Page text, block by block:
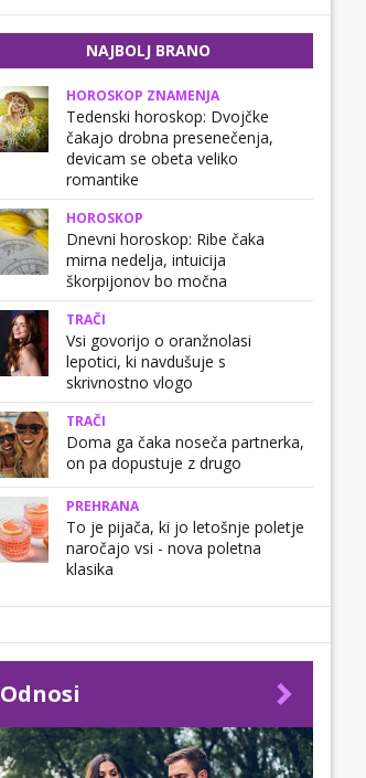
NAJBOLJ BRANO
HOROSKOP ZNAMENJA
Tedenski horoskop: Dvojčke
čakajo drobna presenečenja,
devicam se obeta veliko
romantike
HOROSKOP
Dnevni horoskop: Ribe čaka
mirna nedelja, intuicija
škorpijonov bo močna
TRAČI
Vsi govorijo o oranžnolasi
lepotici, ki navdušuje s
skrivnostno vlogo
TRAČI
Doma ga čaka noseča partnerka,
on pa dopustuje z drugo
PREHRANA
To je pijača, ki jo letošnje poletje
naročajo vsi - nova poletna
klasika
Odnosi